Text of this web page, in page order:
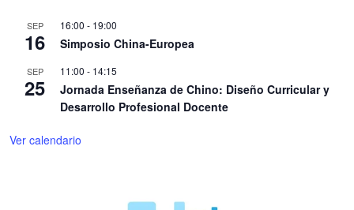
SEP
16
16:00 - 19:00
Simposio China-Europea
SEP
25
11:00 - 14:15
Jornada Enseñanza de Chino: Diseño Curricular y
Desarrollo Profesional Docente
Ver calendario